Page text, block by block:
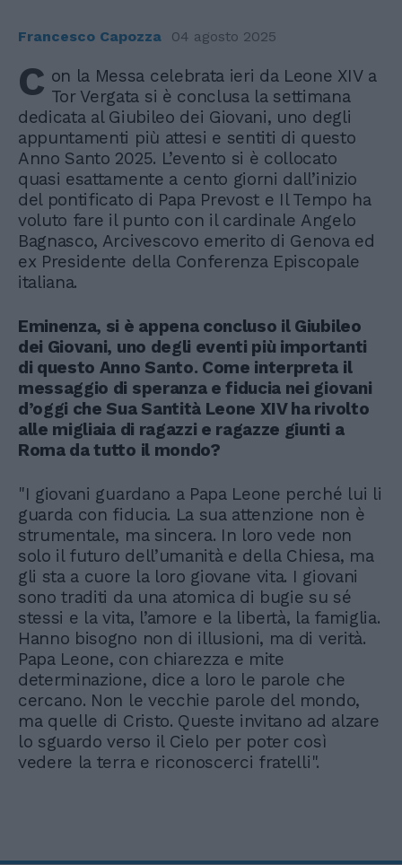
Francesco Capozza 04 agosto 2025
C on la Messa celebrata ieri da Leone XIV a
Tor Vergata si è conclusa la settimana
dedicata al Giubileo dei Giovani, uno degli
appuntamenti più attesi e sentiti di questo
Anno Santo 2025. L’evento si è collocato
quasi esattamente a cento giorni dall’inizio
del pontificato di Papa Prevost e Il Tempo ha
voluto fare il punto con il cardinale Angelo
Bagnasco, Arcivescovo emerito di Genova ed
ex Presidente della Conferenza Episcopale
italiana.
Eminenza, si è appena concluso il Giubileo
dei Giovani, uno degli eventi più importanti
di questo Anno Santo. Come interpreta il
messaggio di speranza e fiducia nei giovani
d’oggi che Sua Santità Leone XIV ha rivolto
alle migliaia di ragazzi e ragazze giunti a
Roma da tutto il mondo?
"I giovani guardano a Papa Leone perché lui li
guarda con fiducia. La sua attenzione non è
strumentale, ma sincera. In loro vede non
solo il futuro dell’umanità e della Chiesa, ma
gli sta a cuore la loro giovane vita. I giovani
sono traditi da una atomica di bugie su sé
stessi e la vita, l’amore e la libertà, la famiglia.
Hanno bisogno non di illusioni, ma di verità.
Papa Leone, con chiarezza e mite
determinazione, dice a loro le parole che
cercano. Non le vecchie parole del mondo,
ma quelle di Cristo. Queste invitano ad alzare
lo sguardo verso il Cielo per poter così
vedere la terra e riconoscerci fratelli".